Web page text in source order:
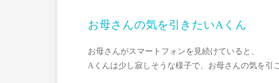
お母さんの気を引きたいAくん
お母さんがスマートフォンを見続けていると、
Aくんは少し寂しそうな様子で、お母さんの気を引